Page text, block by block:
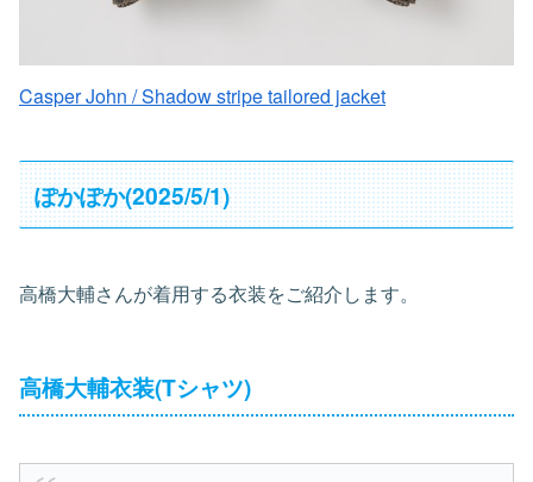
Casper John / Shadow stripe tailored jacket
ぽかぽか(2025/5/1)
高橋大輔さんが着用する衣装をご紹介します。
高橋大輔衣装(Tシャツ)